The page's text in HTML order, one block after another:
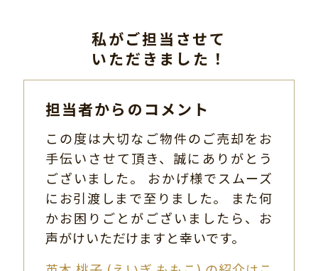
私がご担当させて
いただきました！
担当者からのコメント
この度は大切なご物件のご売却をお
手伝いさせて頂き、誠にありがとう
ございました。 おかげ様でスムーズ
にお引渡しまで至りました。 また何
かお困りごとがございましたら、お
声がけいただけますと幸いです。